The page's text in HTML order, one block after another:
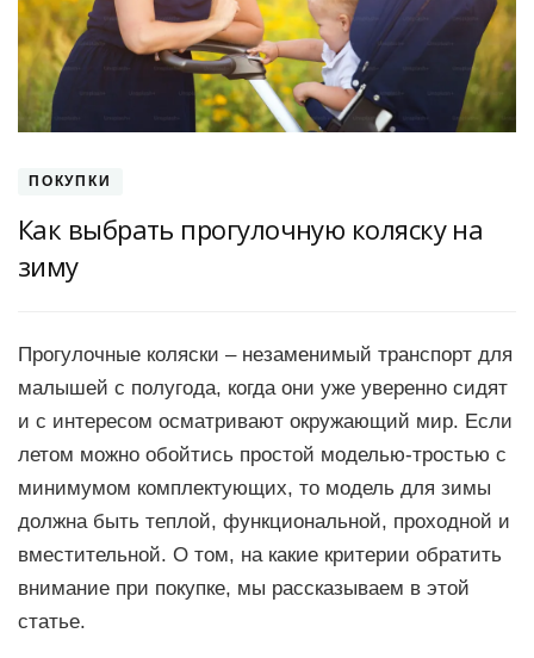
ПОКУПКИ
Как выбрать прогулочную коляску на
зиму
Прогулочные коляски – незаменимый транспорт для
малышей с полугода, когда они уже уверенно сидят
и с интересом осматривают окружающий мир. Если
летом можно обойтись простой моделью-тростью с
минимумом комплектующих, то модель для зимы
должна быть теплой, функциональной, проходной и
вместительной. О том, на какие критерии обратить
внимание при покупке, мы рассказываем в этой
статье.